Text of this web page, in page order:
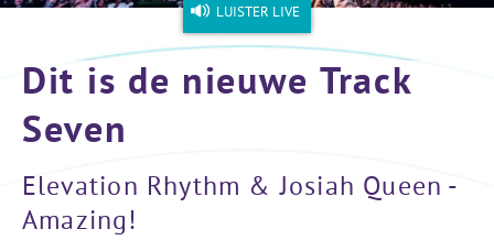
LUISTER LIVE
Dit is de nieuwe Track
Seven
Elevation Rhythm & Josiah Queen -
Amazing!